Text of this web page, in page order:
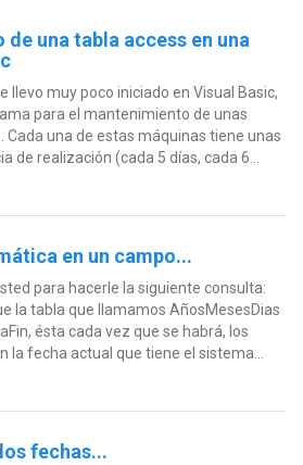
de una tabla access en una
llevo muy poco iniciado en Visual Basic,
para el mantenimiento de unas
una de estas máquinas tiene unas
de realización (cada 5 días, cada 6...
en un campo...
para hacerle la siguiente consulta:
la tabla que llamamos AñosMesesDias
ésta cada vez que se habrá, los
la fecha actual que tiene el sistema...
fechas...